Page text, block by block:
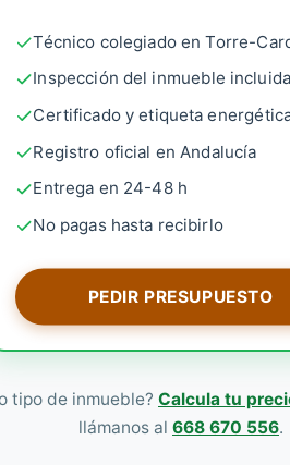
Técnico colegiado en Torre-
Inspección del inmueble incluida
Certificado y etiqueta
Registro oficial en Andalucía
Entrega en 24-48 h
No pagas hasta recibirlo
PEDIR PRESUPUESTO
tipo de inmueble? Calcula tu
llámanos al 668 670 556.